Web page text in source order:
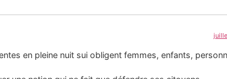
en pleine nuit sui obligent femmes, enfants,